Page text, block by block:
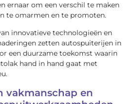
ernaar om een verschil te maken
te omarmen en te promoten.
innovatieve technologieën en
zetten autospuiterijen in
een duurzame toekomst waarin
hand in hand gaat met
vakmanschap en